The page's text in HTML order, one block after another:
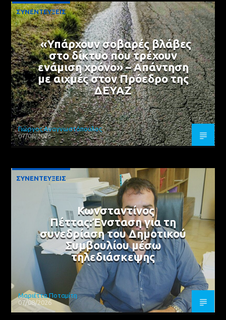
ΣΥΝΕΝΤΕΥΞΕΙΣ
«Υπάρχουν σοβαρές βλάβες
στο δίκτυο που τρέχουν
ενάμιση χρόνο» – Απάντηση
με αιχμές στον Πρόεδρο της
ΔΕΥΑΖ
Γιώργος Αναγνωστόπουλος
07/08/2026
ΣΥΝΕΝΤΕΥΞΕΙΣ
Κωνσταντίνος
Πέττας:Ένσταση για τη
συνεδρίαση του Δημοτικού
Συμβουλίου μέσω
τηλεδιάσκεψης
Μαριέττα Ποταμίτη
07/08/2026